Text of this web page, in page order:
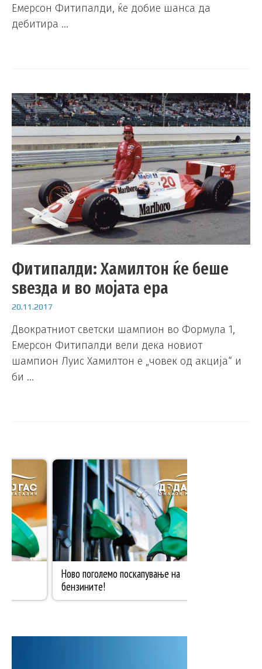
Емерсон Фитипалди, ќе добие шанса да
дебитира …
Фитипалди: Хамилтон ќе беше
ѕвезда и во мојата ера
20.11.2017
Двократниот светски шампион во Формула 1,
Емерсон Фитипалди вели дека новиот
шампион Луис Хамилтон е „човек од акција“ и
би …